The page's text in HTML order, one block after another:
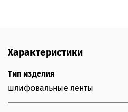
Характеристики
Тип изделия
шлифовальные ленты